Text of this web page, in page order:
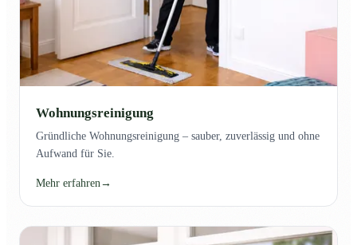
Wohnungsreinigung
Gründliche Wohnungsreinigung – sauber, zuverlässig und ohne
Aufwand für Sie.
Mehr erfahren →